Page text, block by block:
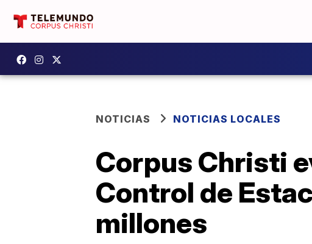
NOTICIAS NOTICIAS LOCALES
Corpus Christi
Control de
millones